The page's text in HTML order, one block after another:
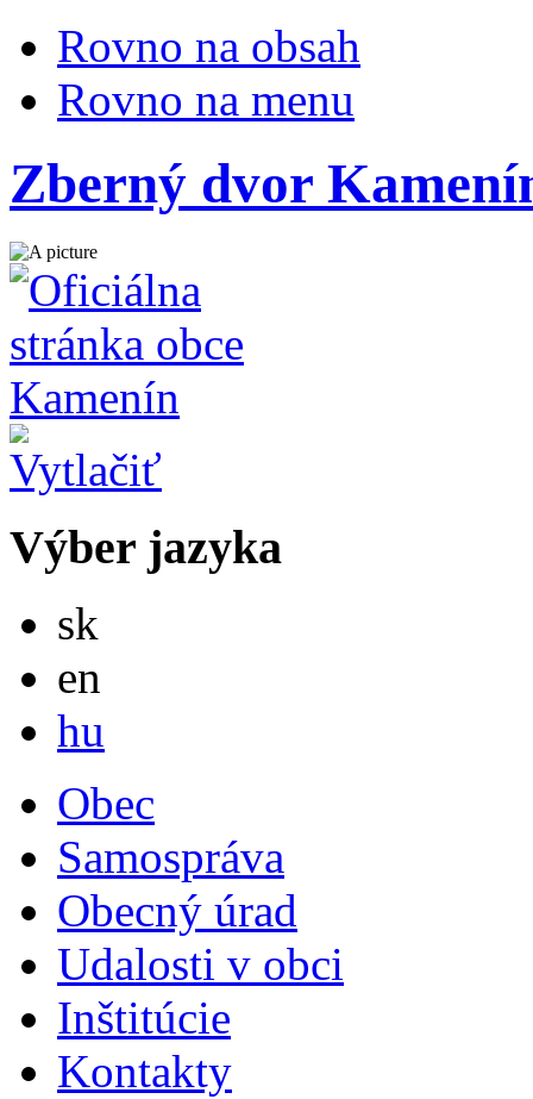
Rovno na obsah
Rovno na menu
Zberný dvor
Výber jazyka
sk
en
hu
Obec
Samospráva
Obecný úrad
Udalosti v obci
Inštitúcie
Kontakty